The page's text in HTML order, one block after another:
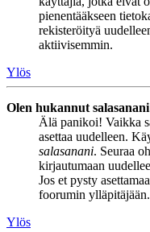
pienentääkseen
rekisteröityä
aktiivisemmin.
Ylös
Olen hukannut
Älä panikoi! Vaikka
asettaa uudelleen.
salasanani. Seuraa
kirjautumaan
Jos et pysty
foorumin ylläpitäjään.
Ylös